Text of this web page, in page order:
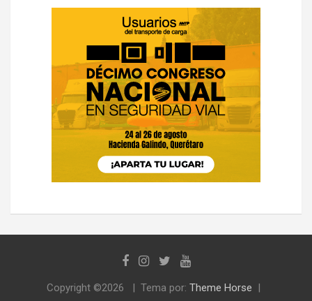
Copyright ©2026 Tema por: Theme Horse